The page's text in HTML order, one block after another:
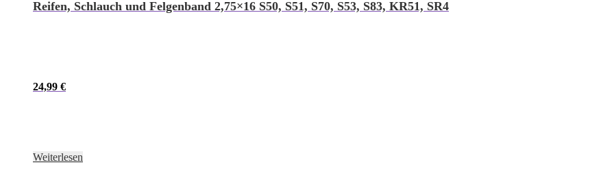
Reifen, Schlauch und Felgenband 2,75×16 S50, S51, S70, S53, S83, KR51, SR4
24,99 €
Weiterlesen